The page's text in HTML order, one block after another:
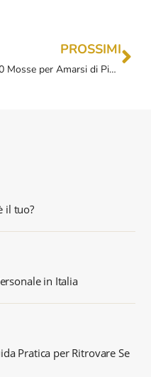
PROSSIMI
10 Mosse per Amarsi di Più: Guida Pratica per Ritrovare Se Stessi
il tuo?
in Italia
Pratica per Ritrovare Se